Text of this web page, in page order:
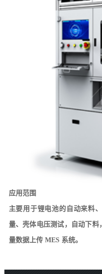
应用范围
主要用于锂电池的自动来料
量、壳体电压测试，自动下料
量数据上传 MES 系统。